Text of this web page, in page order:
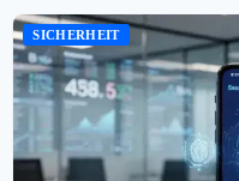
SICHERHEIT